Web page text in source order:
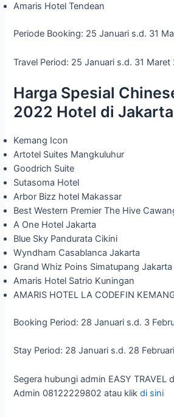
Amaris Hotel Tendean
Periode Booking: 25 Januari s.d. 31
Travel Period: 25 Januari s.d. 31 Maret
Harga Spesial
2022 Hotel di Jakarta
Kemang Icon
Artotel Suites Mangkuluhur
Goodrich Suite
Sutasoma Hotel
Arbor Bizz hotel Makassar
Best Western Premier The Hive
A One Hotel Jakarta
Blue Sky Pandurata Cikini
Wyndham Casablanca Jakarta
Grand Whiz Poins Simatupang Jakarta
Amaris Hotel Satrio Kuningan
AMARIS HOTEL LA CODEFIN
Booking Period: 28 Januari s.d. 3
Stay Period: 28 Januari s.d. 28
Segera hubungi admin EASY TRAVEL
Admin 08122229802 atau klikdi sini